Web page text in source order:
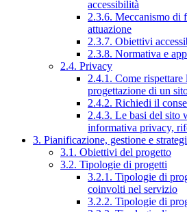
accessibilità
2.3.6. Meccanismo di
attuazione
2.3.7. Obiettivi
2.3.8. Normativa e
2.4. Privacy
2.4.1. Come
progettazione di un
2.4.2. Richiedi il
2.4.3. Le basi del sito
informativa privacy,
3. Pianificazione, gestione e
3.1. Obiettivi del progetto
3.2. Tipologie di progetti
3.2.1. Tipologie di
coinvolti nel servizio
3.2.2. Tipologie di